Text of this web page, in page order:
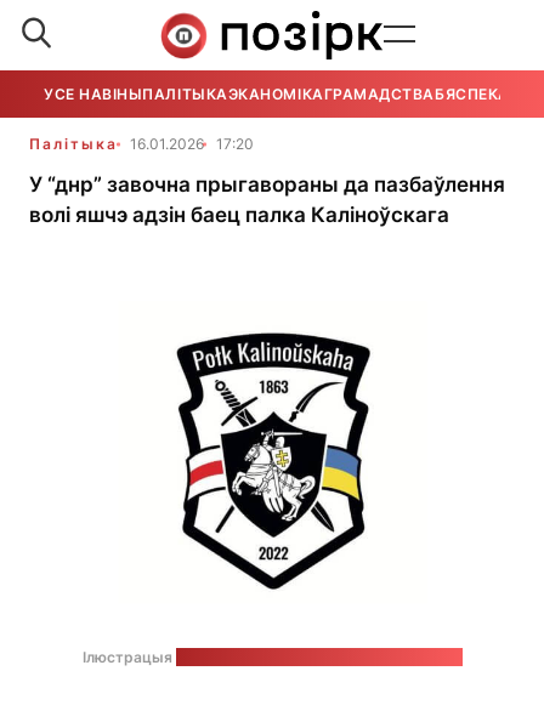
УСЕ НАВІНЫПАЛІТЫКАЭКАНОМІКАГРАМАДСТВАБЯСПЕКА
Палітыка 16.01.2026 17:20
У “днр” завочна прыгавораны да пазбаўлення
волі яшчэ адзін баец палка Каліноўскага
Ілюстрацыя